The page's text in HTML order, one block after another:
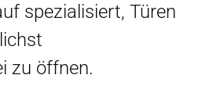
spezialisiert, Türen
zu öffnen.